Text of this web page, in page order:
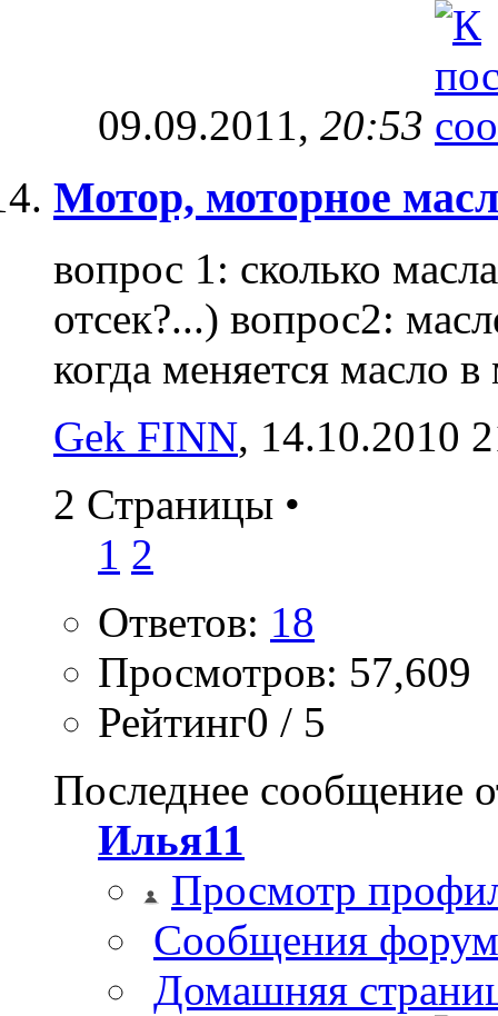
09.09.2011, 20:53
Мотор, моторное
вопрос 1: сколько
отсек?...) вопрос2:
когда меняется масло
Gek FINN‎, 14.10.2010
2 Страницы •
1 2
Ответов: 18
Просмотров: 57,609
Рейтинг0 / 5
Последнее сообщение
Илья11
Просмотр
Сообщения
Домашняя